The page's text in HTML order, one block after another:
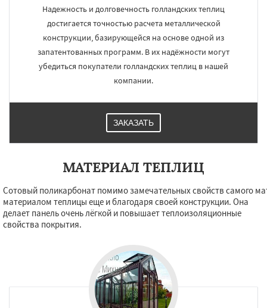
Надежность и долговечность голландских теплиц
достигается точностью расчета металлической
конструкции, базирующейся на основе одной из
запатентованных программ. В их надёжности могут
убедиться покупатели голландских теплиц в нашей
компании.
ЗАКАЗАТЬ
МАТЕРИАЛ ТЕПЛИЦ
Сотовый поликарбонат помимо замечательных свойств самого
материалом теплицы еще и благодаря своей конструкции. Она
делает панель очень лёгкой и повышает теплоизоляционные
свойства покрытия.